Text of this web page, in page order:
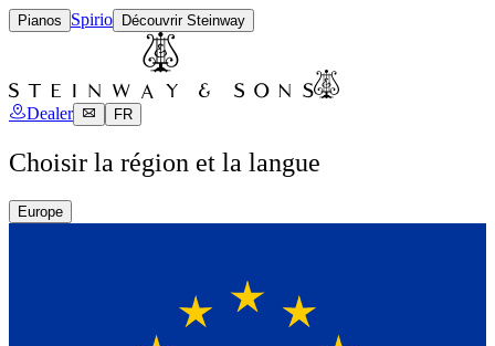
Pianos Spirio Découvrir Steinway
Dealer FR
Choisir la région et la langue
Europe